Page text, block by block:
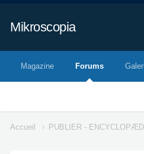
Mikroscopia
Magazine Forums
Accueil PUBLIER -